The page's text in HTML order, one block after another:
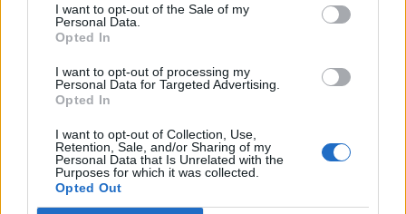
I want to opt-out of the Sale of my
Personal Data.
Opted In
I want to opt-out of processing my
Personal Data for Targeted Advertising.
Opted In
I want to opt-out of Collection, Use,
Retention, Sale, and/or Sharing of my
Personal Data that Is Unrelated with the
Purposes for which it was collected.
Opted Out
spillkråka.
Två finska journalister döms för röjande av
statshemlighetefter att ha släppt
sekretessbelagda försvarsunderrättelser.
dagstidning Helsingin Sanomat, skrev en artikel
som innehöll hemligstämplade
försvarsunderrättelser, rapporterar Yle.